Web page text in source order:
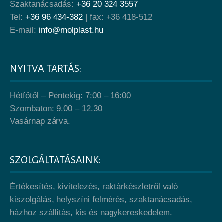
Szaktanácsadás: +36 20 324 3557
Tel: +36 96 434-382 | fax: +36 418-512
E-mail: info@molplast.hu
NYITVA TARTÁS:
Hétfőtől – Péntekig: 7:00 – 16:00
Szombaton: 9.00 – 12.30
Vasárnap zárva.
SZOLGÁLTATÁSAINK:
Értékesítés, kivitelezés, raktárkészletről való
kiszolgálás, helyszíni felmérés, szaktanácsadás,
házhoz szállítás, kis és nagykereskedelem.